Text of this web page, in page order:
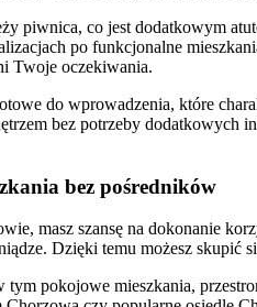
piwnica, co jest dodatkowym
po funkcjonalne
Twoje oczekiwania.
do wprowadzenia, które
bez potrzeby dodatkowych
bez pośredników
masz szansę na dokonanie
Dzięki temu możesz skupić
pokojowe mieszkania,